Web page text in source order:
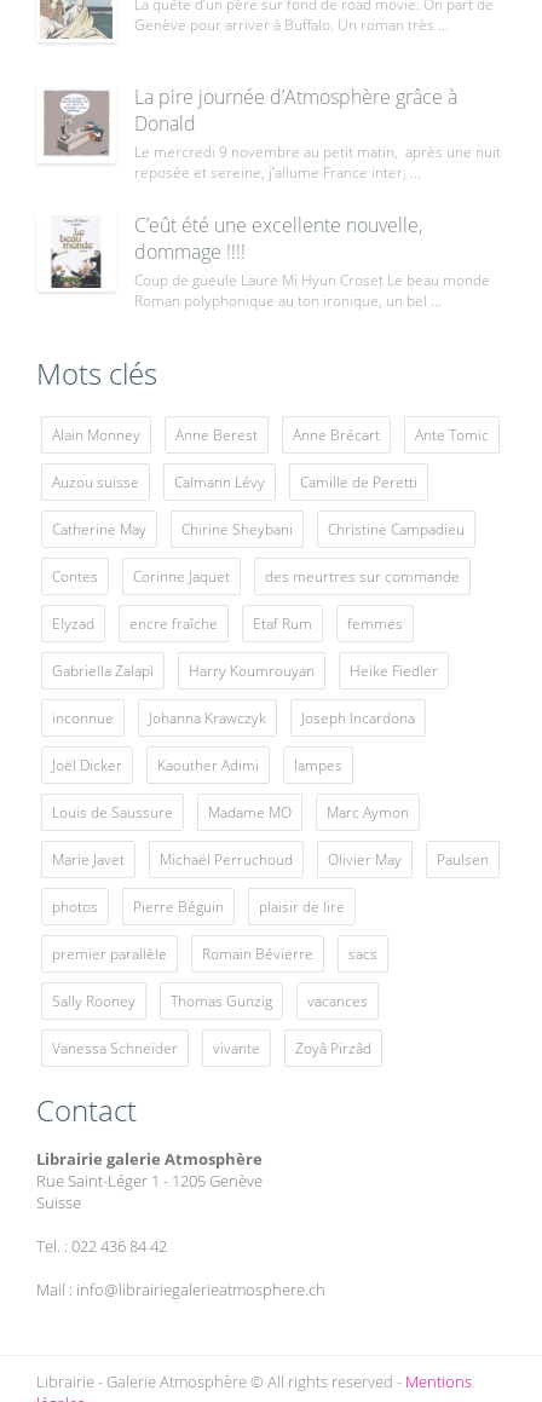
Genève pour arriver à Buffalo. Un roman très ...
La pire journée d’Atmosphère grâce à
Donald
Le mercredi 9 novembre au petit matin, après une nuit
reposée et sereine, j’allume France inter, ...
C’eût été une excellente nouvelle,
dommage !!!!
Coup de gueule Laure Mi Hyun Croset Le beau monde
Roman polyphonique au ton ironique, un bel ...
Mots clés
Alain Monney Anne Berest Anne Brécart Ante Tomic
Auzou suisse Calmann Lévy Camille de Peretti
Catherine May Chirine Sheybani Christine Campadieu
Contes Corinne Jaquet des meurtres sur commande
Elyzad encre fraîche Etaf Rum femmes
Gabriella Zalapì Harry Koumrouyan Heike Fiedler
inconnue Johanna Krawczyk Joseph Incardona
Joël Dicker Kaouther Adimi lampes
Louis de Saussure Madame MO Marc Aymon
Marie Javet Michaël Perruchoud Olivier May Paulsen
photos Pierre Béguin plaisir de lire
premier parallèle Romain Bévierre sacs
Sally Rooney Thomas Gunzig vacances
Vanessa Schneider vivante Zoyâ Pirzâd
Contact
Librairie galerie Atmosphère
Rue Saint-Léger 1 - 1205 Genève
Suisse
Tel. : 022 436 84 42
Mail : info@librairiegalerieatmosphere.ch
Librairie - Galerie Atmosphère © All rights reserved - Mentions